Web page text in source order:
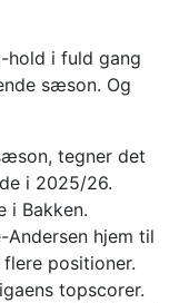
hold i fuld gang
sæson. Og
tegner det
i 2025/26.
i Bakken.
Andersen hjem til
positioner.
topscorer.